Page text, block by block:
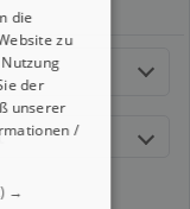
die
zu
der
unserer
/
→